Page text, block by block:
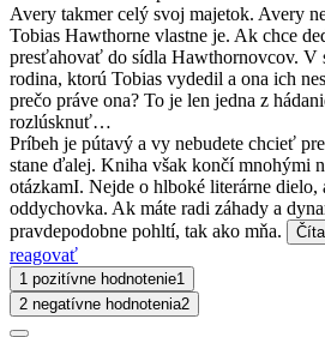
Avery takmer celý svoj majetok. Avery
Tobias Hawthorne vlastne je. Ak chce
presťahovať do sídla Hawthornovcov. V
rodina, ktorú Tobias vydedil a ona ich
prečo práve ona? To je len jedna z
rozlúsknuť…
Príbeh je pútavý a vy nebudete chcieť
stane ďalej. Kniha však končí mnohými
otázkamI. Nejde o hlboké literárne dielo,
oddychovka. Ak máte radi záhady a
pravdepodobne pohltí, tak ako mňa.
reagovať
1 pozitívne hodnotenie1
2 negatívne hodnotenia2